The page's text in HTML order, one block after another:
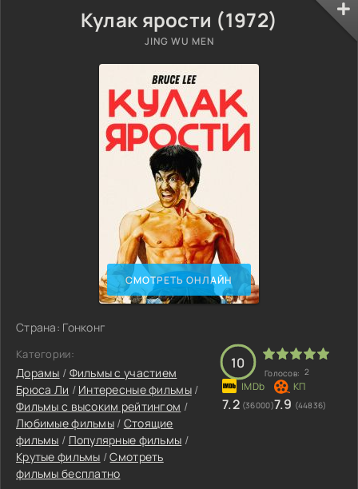
Кулак ярости (1972)
JING WU MEN
СМОТРЕТЬ ОНЛАЙН
Страна: Гонконг
Категории:
Дорамы / Фильмы c участием
Брюса Ли / Интересные фильмы/
Фильмы с высоким рейтингом /
Любимые фильмы/ Стоящие
фильмы / Популярные фильмы /
Крутые фильмы /Смотреть
фильмы бесплатно
10
Голосов: 2
7.2 (36000)7.9 (44836)